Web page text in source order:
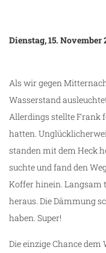
Dienstag, 15. November
Als wir gegen
Wasserstand
Allerdings stellte Frank
hatten.
standen mit dem Heck
suchte und fand den
Koffer hinein. Langsam
heraus. Die Dämmung
haben. Super!
Die einzige Chance